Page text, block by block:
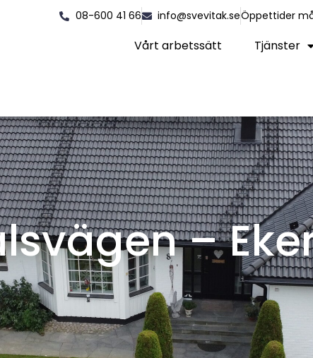
08-600 41 66 info@svevitak.seÖppettider
Vårt arbetssätt Tjänster
–